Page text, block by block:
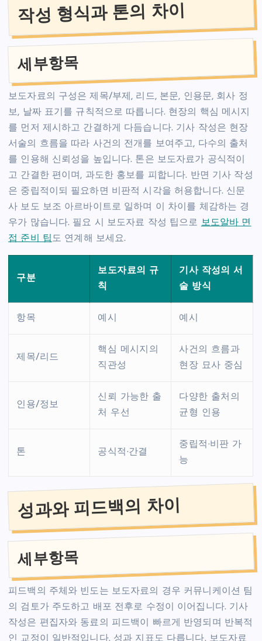
작성 형식과 톤의 차이
세부항목
보도자료의 구성은 제목/부제, 리드, 본문, 인용문, 회사 정
보, 날짜 표기를 규칙적으로 따릅니다. 현장의 핵심 메시지
를 먼저 제시하고 간결하게 다듬습니다. 기사 작성은 현장
서술의 흐름을 따라 사건의 전개를 보여주고, 다수의 출처
를 인용해 신뢰성을 높입니다. 톤은 보도자료가 공식적이
고 간결한 편이며, 과도한 홍보를 피합니다. 반면 기사 작성
은 중립적이되 필요하면 비판적 시각을 허용합니다. 신문
사 보도 보조 아르바이트로 일하며 이 차이를 체감하는 경
우가 많습니다. 필요 시 보도자료 작성 팁으로 보도알바 면
접 준비 팁도 연계해 보세요.
구분
보도자료의 규
칙
기사 작성의 서
술 방식
항목 예시 예시
제목/리드
핵심 메시지의
직관성
사건의 흐름과
현장 묘사 중심
인용/정보
신뢰 가능한 출
처 우선
다양한 출처의
균형 인용
톤 공식적·간결
중립적·비판 가
능
성과와 피드백의 차이
세부항목
피드백의 주체와 빈도는 보도자료의 경우 커뮤니케이션 팀
의 검토가 주도하고 배포 전후로 수정이 이어집니다. 기사
작성은 편집자와 동료의 피드백이 빠르게 반영되며 반복적
인 교정이 일반적입니다. 성과 지표도 다릅니다. 보도자료